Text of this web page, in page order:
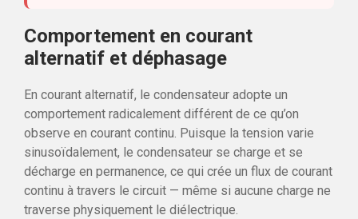
Comportement en courant
alternatif et déphasage
En courant alternatif, le condensateur adopte un
comportement radicalement différent de ce qu’on
observe en courant continu. Puisque la tension varie
sinusoïdalement, le condensateur se charge et se
décharge en permanence, ce qui crée un flux de courant
continu à travers le circuit — même si aucune charge ne
traverse physiquement le diélectrique.